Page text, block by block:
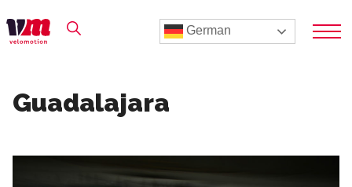
German
Guadalajara